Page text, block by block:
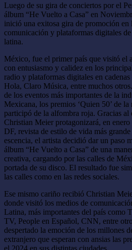
Luego de su gira de conciertos por el
álbum “He Vuelto a Casa” en
inició una exitosa gira de promoción en
comunicación y plataformas digitales
latina.
México, fue el primer país que visitó el
con entusiasmo y calidez en los
radio y plataformas digitales en
Hola, Claro Música, entre muchos
de los eventos más importantes de la
Mexicana, los premios ‘Quien 50’ de
participó de la alfombra roja. Gracias al
Christian Meier protagonizará, en
DF, revista de estilo de vida más
escencia, el artista decidió dar un paso
álbum “He Vuelto a Casa” de una
creativa, cargando por las calles de
portada de su disco. El resultado fue
las calles como en las redes sociales.
Ese mismo cariño recibió Christian
donde visitó los medios de
Latina, más importantes del país como
TV, People en Español, CNN, entre
despertado la emoción de los millones
extranjero que esperan con ansias las
el 2024 en sus distintas ciudades.